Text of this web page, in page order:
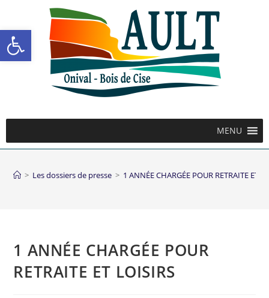
Ouvrir la barre d’outils
MENU
> Les dossiers de presse > 1 ANNÉE CHARGÉE POUR RETRAITE ET
1 ANNÉE CHARGÉE POUR
RETRAITE ET LOISIRS